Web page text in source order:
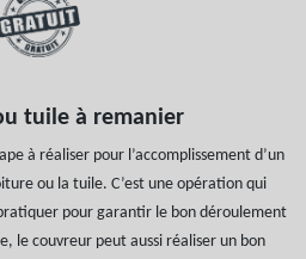
tuile à remanier
à réaliser pour l’accomplissement d’un
ou la tuile. C’est une opération qui
pour garantir le bon déroulement
le couvreur peut aussi réaliser un bon